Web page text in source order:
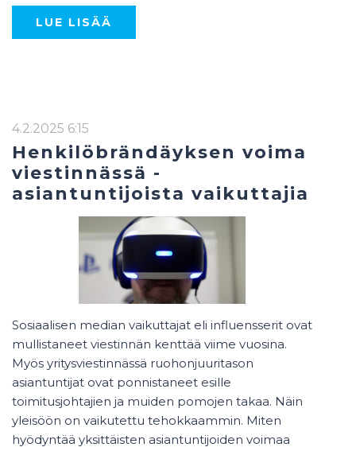
LUE LISÄÄ
4.2.2025 6:15
Henkilöbrändäyksen voima
viestinnässä -
asiantuntijoista vaikuttajia
Sosiaalisen median vaikuttajat eli influensserit ovat
mullistaneet viestinnän kenttää viime vuosina.
Myös yritysviestinnässä ruohonjuuritason
asiantuntijat ovat ponnistaneet esille
toimitusjohtajien ja muiden pomojen takaa. Näin
yleisöön on vaikutettu tehokkaammin. Miten
hyödyntää yksittäisten asiantuntijoiden voimaa